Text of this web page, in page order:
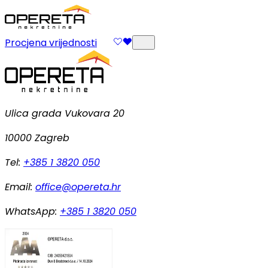
Procjena vrijednosti
Ulica grada Vukovara 20
10000 Zagreb
Tel: +385 1 3820 050
Email: office@opereta.hr
WhatsApp: +385 1 3820 050